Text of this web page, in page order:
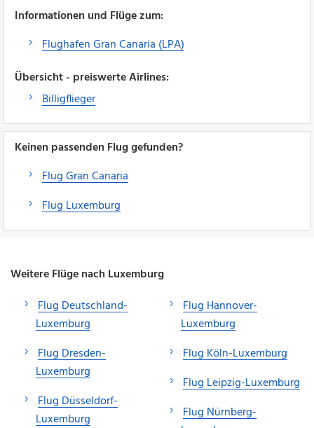
Informationen und Flüge zum:
Flughafen Gran Canaria (LPA)
Übersicht - preiswerte Airlines:
Billigflieger
Keinen passenden Flug gefunden?
Flug Gran Canaria
Flug Luxemburg
Weitere Flüge nach Luxemburg
Flug Deutschland-
Luxemburg
Flug Dresden-
Luxemburg
Flug Düsseldorf-
Luxemburg
Flug Hannover-
Luxemburg
Flug Köln-Luxemburg
Flug Leipzig-Luxemburg
Flug Nürnberg-